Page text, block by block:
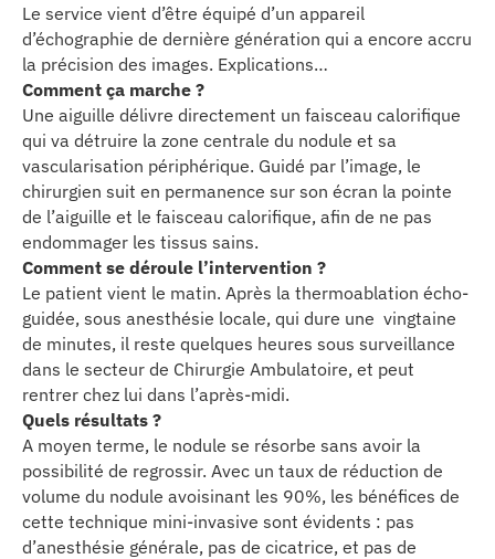
Le service vient d’être équipé d’un appareil
d’échographie de dernière génération qui a encore accru
la précision des images. Explications…
Comment ça marche ?
Une aiguille délivre directement un faisceau calorifique
qui va détruire la zone centrale du nodule et sa
vascularisation périphérique. Guidé par l’image, le
chirurgien suit en permanence sur son écran la pointe
de l’aiguille et le faisceau calorifique, afin de ne pas
endommager les tissus sains.
Comment se déroule l’intervention ?
Le patient vient le matin. Après la thermoablation écho-
guidée, sous anesthésie locale, qui dure une vingtaine
de minutes, il reste quelques heures sous surveillance
dans le secteur de Chirurgie Ambulatoire, et peut
rentrer chez lui dans l’après-midi.
Quels résultats ?
A moyen terme, le nodule se résorbe sans avoir la
possibilité de regrossir. Avec un taux de réduction de
volume du nodule avoisinant les 90%, les bénéfices de
cette technique mini-invasive sont évidents : pas
d’anesthésie générale, pas de cicatrice, et pas de